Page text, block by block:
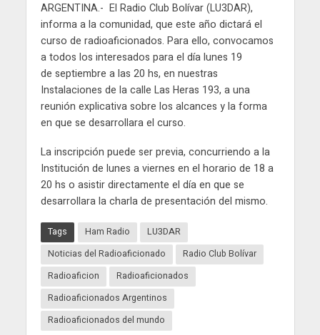
ARGENTINA.- El Radio Club Bolívar (LU3DAR),
informa a la comunidad, que este año dictará el
curso de radioaficionados. Para ello, convocamos
a todos los interesados para el día lunes 19
de septiembre a las 20 hs, en nuestras
Instalaciones de la calle Las Heras 193, a una
reunión explicativa sobre los alcances y la forma
en que se desarrollara el curso.
La inscripción puede ser previa, concurriendo a la
Institución de lunes a viernes en el horario de 18 a
20 hs o asistir directamente el día en que se
desarrollara la charla de presentación del mismo.
Tags Ham Radio
LU3DAR
Noticias del Radioaficionado
Radio Club Bolívar
Radioaficion
Radioaficionados
Radioaficionados Argentinos
Radioaficionados del mundo